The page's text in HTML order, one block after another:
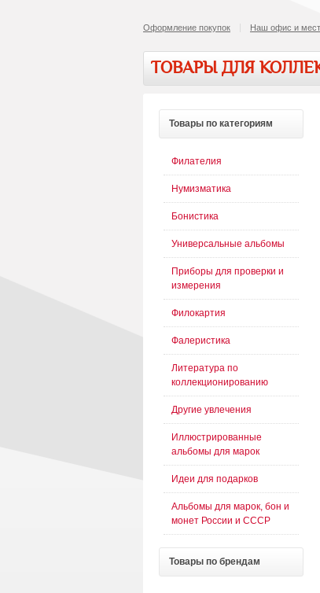
Оформление покупок Наш офис и
ТОВАРЫ ДЛЯ
Товары по категориям
Филателия
Нумизматика
Бонистика
Универсальные альбомы
Приборы для проверки и
измерения
Филокартия
Фалеристика
Литература по
коллекционированию
Другие увлечения
Иллюстрированные
альбомы для марок
Идеи для подарков
Альбомы для марок, бон и
монет России и СССР
Товары по брендам